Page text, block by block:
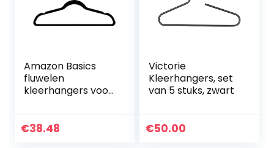
Amazon Basics
fluwelen
kleerhangers voor
stuks (Zwart)
€38.48
Victorie
Kleerhangers, set
van 5 stuks, zwart
€50.00